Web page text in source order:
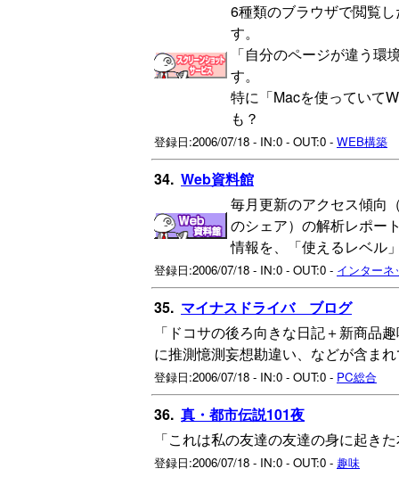
6種類のブラウザで閲覧
す。
「自分のページが違う
す。
特に「Macを使っていて
も？
登録日:2006/07/18 - IN:0 - OUT:0 - WEB構築
34. Web資料館
毎月更新のアクセス傾向
のシェア）の解析レポー
情報を、「使えるレベル
登録日:2006/07/18 - IN:0 - OUT:0 - インターネ
35. マイナスドライバ ブログ
「ドコサの後ろ向きな日記＋新商品
に推測憶測妄想勘違い、などが含ま
登録日:2006/07/18 - IN:0 - OUT:0 - PC総合
36. 真・都市伝説101夜
「これは私の友達の友達の身に起き
登録日:2006/07/18 - IN:0 - OUT:0 - 趣味